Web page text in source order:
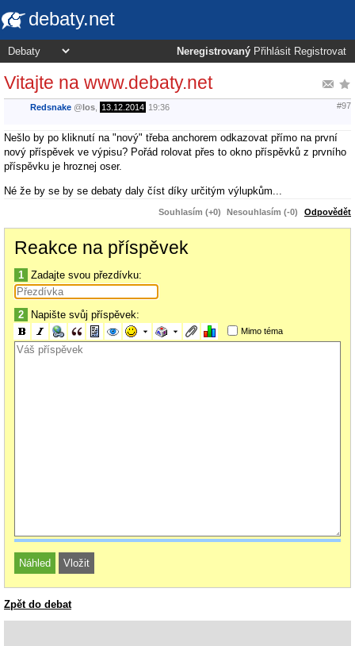
debaty.net
Neregistrovaný Přihlásit Registrovat
Vitajte na www.debaty.net
Redsnake @los 13.12.2014 19:36 #97
Nešlo by po kliknutí na "nový" třeba anchorem odkazovat přímo na první
nový příspěvek ve výpisu? Pořád rolovat přes to okno příspěvků z prvního
příspěvku je hroznej oser.
Né že by se by se debaty daly číst díky určitým výlupkům...
Souhlasím (+0) Nesouhlasím (-0) Odpovědět
Reakce na příspěvek
1 Zadajte svou přezdívku:
2 Napište svůj příspěvek:
Mimo téma
Zpět do debat